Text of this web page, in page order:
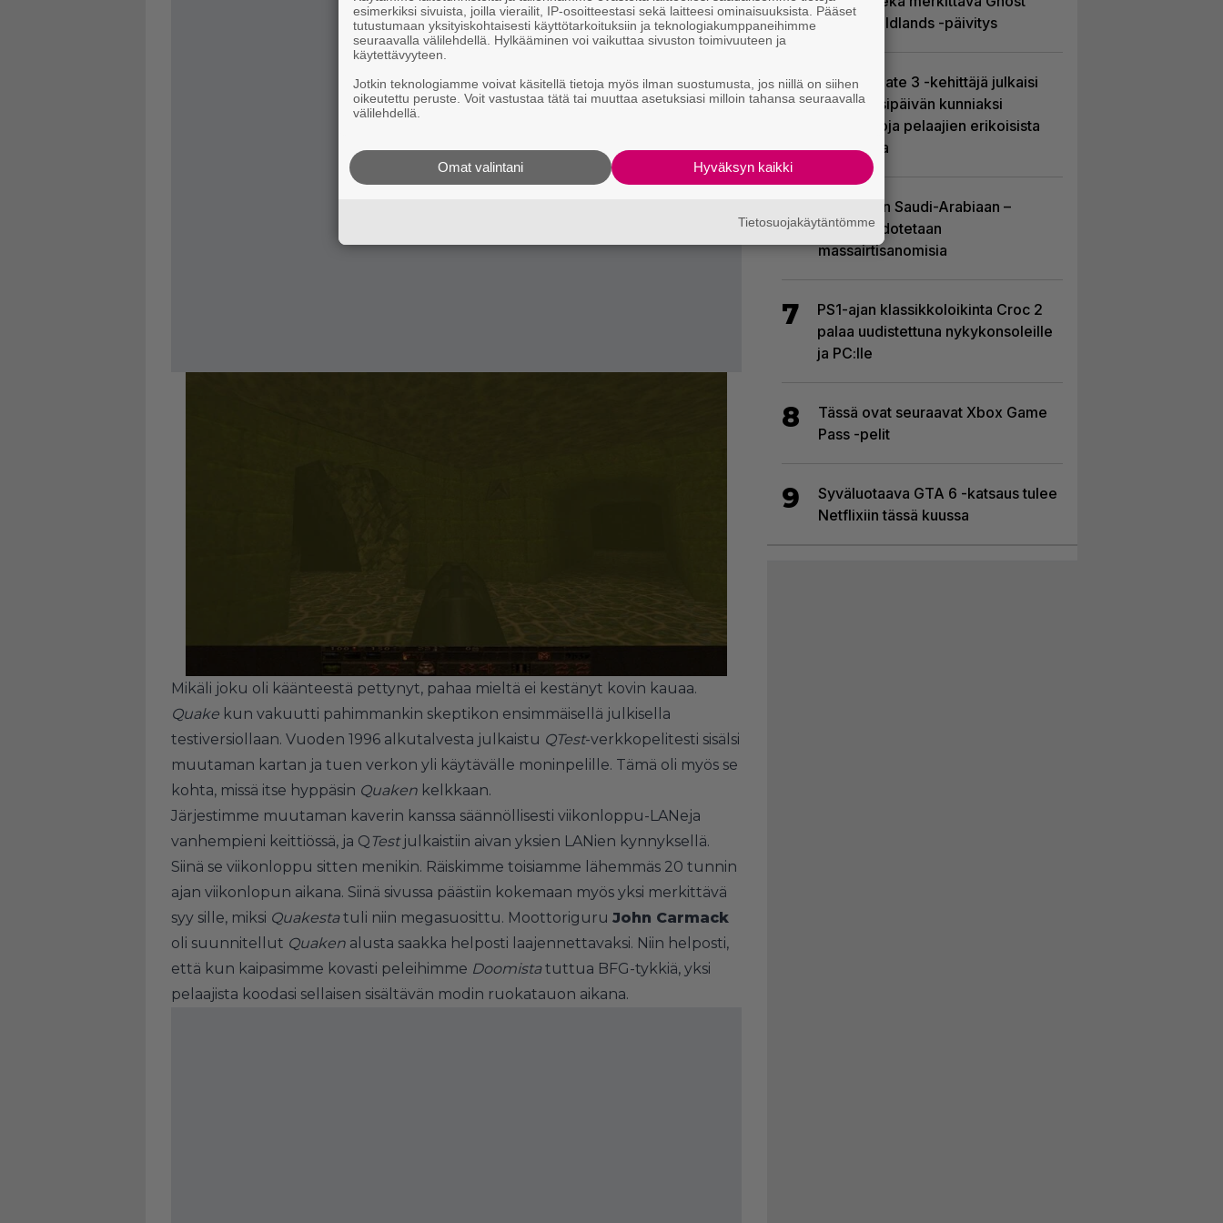
Mikäli joku oli käänteestä pettynyt, pahaa mieltä ei kestänyt kovin kauaa.
Quake kun vakuutti pahimmankin skeptikon ensimmäisellä julkisella
testiversiollaan. Vuoden 1996 alkutalvesta julkaistu QTest-verkkopelitesti sisälsi
muutaman kartan ja tuen verkon yli käytävälle moninpelille. Tämä oli myös se
kohta, missä itse hyppäsin Quaken kelkkaan.
Järjestimme muutaman kaverin kanssa säännöllisesti viikonloppu-LANeja
vanhempieni keittiössä, ja Q Test julkaistiin aivan yksien LANien kynnyksellä.
Siinä se viikonloppu sitten menikin. Räiskimme toisiamme lähemmäs 20 tunnin
ajan viikonlopun aikana. Siinä sivussa päästiin kokemaan myös yksi merkittävä
syy sille, miksi Quakestatuli niin megasuosittu. Moottoriguru John Carmack
oli suunnitellut Quaken alusta saakka helposti laajennettavaksi. Niin helposti,
että kun kaipasimme kovasti peleihimme Doomistatuttua BFG-tykkiä, yksi
pelaajista koodasi sellaisen sisältävän modin ruokatauon aikana.
Recon Wildlands -päivitys
5
Baldur’s Gate 3 -kehittäjä julkaisi
pelin vuosipäivän kunniaksi
tilastotietoja pelaajien erikoisista
valinnoista
6
EA myytiin Saudi-Arabiaan –
yhtiöltä odotetaan
massairtisanomisia
7
PS1-ajan klassikkoloikinta Croc 2
palaa uudistettuna nykykonsoleille
ja PC:lle
8
Tässä ovat seuraavat Xbox Game
Pass -pelit
9
Syväluotaava GTA 6 -katsaus tulee
Netflixiin tässä kuussa
esimerkiksi sivuista, joilla vierailit, IP-osoitteestasi sekä laitteesi ominaisuuksista. Pääset
tutustumaan yksityiskohtaisesti käyttötarkoituksiin ja teknologiakumppaneihimme
seuraavalla välilehdellä. Hylkääminen voi vaikuttaa sivuston toimivuuteen ja
käytettävyyteen.
Jotkin teknologiamme voivat käsitellä tietoja myös ilman suostumusta, jos niillä on siihen
oikeutettu peruste. Voit vastustaa tätä tai muuttaa asetuksiasi milloin tahansa seuraavalla
välilehdellä.
Hyväksyn kaikki
Omat valintani
Tietosuojakäytäntömme